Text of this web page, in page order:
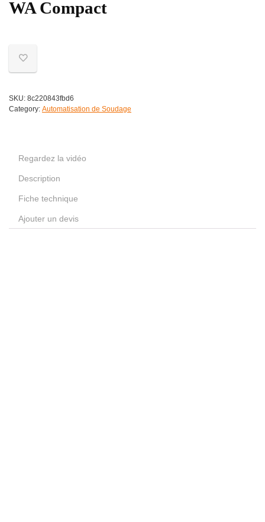
WA Compact
SKU: 8c220843fbd6
Category: Automatisation de Soudage
Regardez la vidéo
Description
Fiche technique
Ajouter un devis